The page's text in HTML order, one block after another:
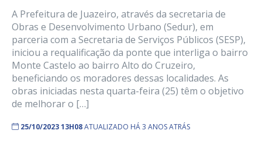
A Prefeitura de Juazeiro, através da secretaria de
Obras e Desenvolvimento Urbano (Sedur), em
parceria com a Secretaria de Serviços Públicos (SESP),
iniciou a requalificação da ponte que interliga o bairro
Monte Castelo ao bairro Alto do Cruzeiro,
beneficiando os moradores dessas localidades. As
obras iniciadas nesta quarta-feira (25) têm o objetivo
de melhorar o […]
25/10/2023 13H08ATUALIZADO HÁ 3 ANOS ATRÁS